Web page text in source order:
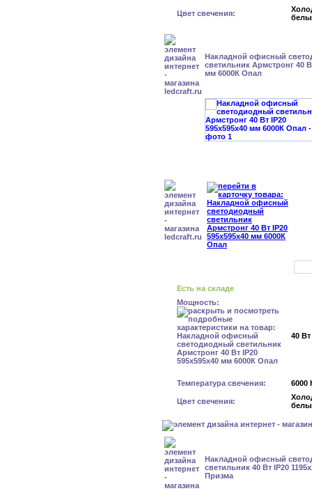
Цвет свечения:
Накладной офисный
светильник Армстронг 40
мм 6000К Опал
Есть на складе
Мощность:
40 Вт
Температура свечения: 6000
Цвет свечения:
Накладной офисный
светильник 40 Вт IP20
Призма